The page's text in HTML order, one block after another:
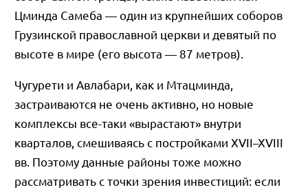
Цминда Самеба — один из крупнейших соборов
Грузинской православной церкви и девятый по
высоте в мире (его высота — 87 метров).
Чугурети и Авлабари, как и Мтацминда,
застраиваются не очень активно, но новые
комплексы все-таки «вырастают» внутри
кварталов, смешиваясь с постройками XVII–XVIII
вв. Поэтому данные районы тоже можно
рассматривать с точки зрения инвестиций: если